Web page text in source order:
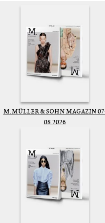
M. MÜLLER & SOHN MAGAZIN
08.2026